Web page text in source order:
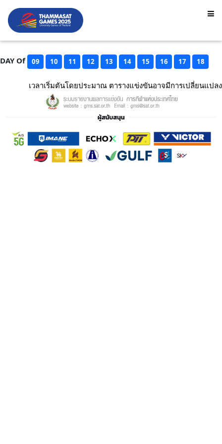
DAY Of 09 10 11 12 13 14 15 16 17 18
เวลาเริ่มตันโดยประมาณ ตารางแข่งขันอาจมีการเปลี่ยนแปลง